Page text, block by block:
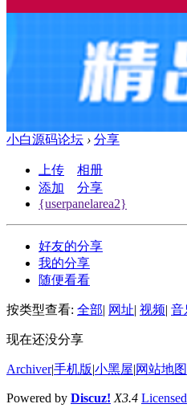
小白源码论坛 › 分享
上传
相册
添加
分享
{userpanelarea2}
好友的分享
我的分享
随便看看
按类型查看: 全部 网址 视频 音
现在还没分享
Archiver|手机版 小黑屋 网站地图
Powered by Discuz! X3.4 Licensed